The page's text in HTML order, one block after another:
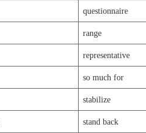
questionnaire
range
representative
so much for
stabilize
stand back